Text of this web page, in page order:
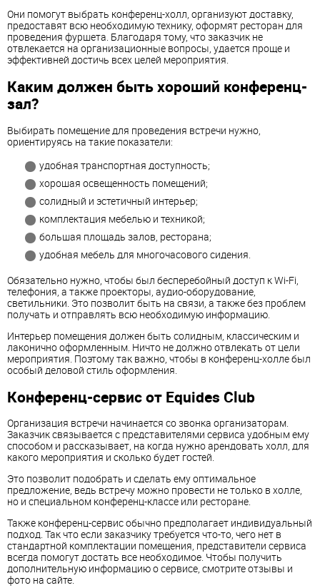
Они помогут выбрать конференц-холл, организуют доставку,
предоставят всю необходимую технику, оформят ресторан для
проведения фуршета. Благодаря тому, что заказчик не
отвлекается на организационные вопросы, удается проще и
эффективней достичь всех целей мероприятия.
Каким должен быть хороший конференц-
зал?
Выбирать помещение для проведения встречи нужно,
ориентируясь на такие показатели:
удобная транспортная доступность;
хорошая освещенность помещений;
солидный и эстетичный интерьер;
комплектация мебелью и техникой;
большая площадь залов, ресторана;
удобная мебель для многочасового сидения.
Обязательно нужно, чтобы был бесперебойный доступ к Wi-Fi,
телефония, а также проекторы, аудио-оборудование,
светильники. Это позволит быть на связи, а также без проблем
получать и отправлять всю необходимую информацию.
Интерьер помещения должен быть солидным, классическим и
лаконично оформленным. Ничто не должно отвлекать от цели
мероприятия. Поэтому так важно, чтобы в конференц-холле был
особый деловой стиль оформления.
Конференц-сервис от Equides Club
Организация встречи начинается со звонка организаторам.
Заказчик связывается с представителями сервиса удобным ему
способом и рассказывает, на когда нужно арендовать холл, для
какого мероприятия и сколько будет гостей.
Это позволит подобрать и сделать ему оптимальное
предложение, ведь встречу можно провести не только в холле,
но и специальном конференц-классе или ресторане.
Также конференц-сервис обычно предполагает индивидуальный
подход. Так что если заказчику требуется что-то, чего нет в
стандартной комплектации помещения, представители сервиса
всегда помогут достать все необходимое. Чтобы получить
дополнительную информацию о сервисе, смотрите отзывы и
фото на сайте.